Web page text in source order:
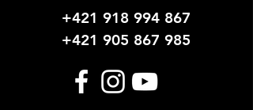
+421 918 994 867
+421 905 867 985